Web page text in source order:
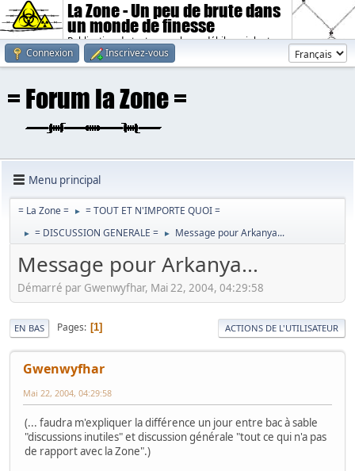
La Zone - Un peu de brute dans
un monde de finesse
Publication de textes sombres, débiles, violents.
Connexion
Inscrivez-vous
Menu principal
= La Zone = ► = TOUT ET N'IMPORTE QUOI =
► = DISCUSSION GENERALE = ► Message pour Arkanya...
Message pour Arkanya...
Démarré par Gwenwyfhar, Mai 22, 2004, 04:29:58
EN BAS Pages 1 ACTIONS DE L'UTILISATEUR
Gwenwyfhar
Mai 22, 2004, 04:29:58
(... faudra m'expliquer la différence un jour entre bac à sable
"discussions inutiles" et discussion générale "tout ce qui n'a pas
de rapport avec la Zone".)